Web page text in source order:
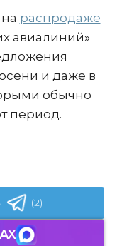
распродаже
авиалиний»
и даже в
обычно
период.
(2)